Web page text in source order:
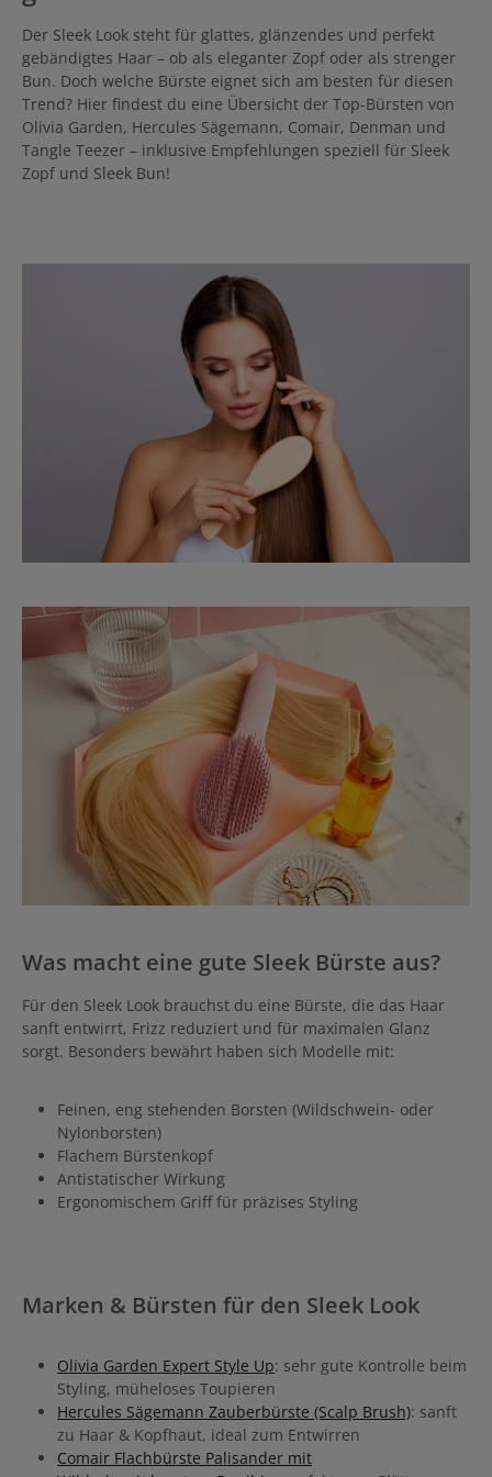
Der Sleek Look steht für glattes, glänzendes und perfekt
gebändigtes Haar – ob als eleganter Zopf oder als strenger
Bun. Doch welche Bürste eignet sich am besten für diesen
Trend? Hier findest du eine Übersicht der Top-Bürsten von
Olivia Garden, Hercules Sägemann, Comair, Denman und
Tangle Teezer – inklusive Empfehlungen speziell für Sleek
Zopf und Sleek Bun!
Was macht eine gute Sleek Bürste aus?
Für den Sleek Look brauchst du eine Bürste, die das Haar
sanft entwirrt, Frizz reduziert und für maximalen Glanz
sorgt. Besonders bewährt haben sich Modelle mit:
Feinen, eng stehenden Borsten (Wildschwein- oder
Nylonborsten)
Flachem Bürstenkopf
Antistatischer Wirkung
Ergonomischem Griff für präzises Styling
Marken & Bürsten für den Sleek Look
Olivia Garden Expert Style Up: sehr gute Kontrolle beim
Styling, müheloses Toupieren
Hercules Sägemann Zauberbürste (Scalp Brush): sanft
zu Haar & Kopfhaut, ideal zum Entwirren
Comair Flachbürste Palisander mit